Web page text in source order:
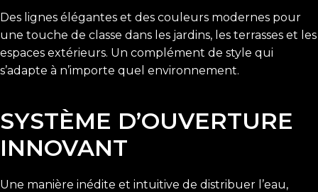
Des lignes élégantes et des couleurs modernes pour
une touche de classe dans les jardins, les terrasses et les
espaces extérieurs. Un complément de style qui
s’adapte à n’importe quel environnement.
SYSTÈME D’OUVERTURE
INNOVANT
Une manière inédite et intuitive de distribuer l’eau,